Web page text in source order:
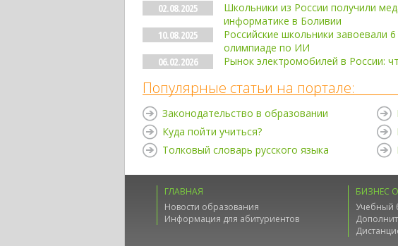
02.08.2025
Школьники из России получили
информатике в Боливии
10.08.2025
Российские школьники завоевали
олимпиаде по ИИ
06.02.2026
Рынок электромобилей в России:
Популярные статьи на портале:
Законодательство в образовании
Куда пойти учиться?
Толковый словарь русского языка
ГЛАВНАЯ
Новости образования
Информация для абитуриентов
БИЗНЕС
Учебный